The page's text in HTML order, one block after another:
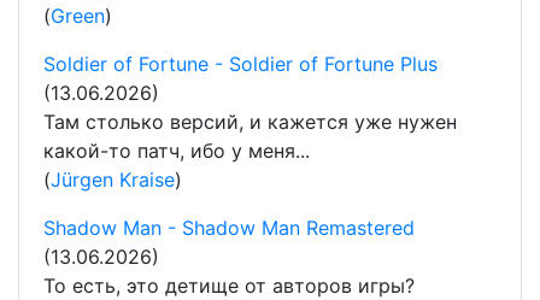
(Green)
Soldier of Fortune - Soldier of Fortune Plus
(13.06.2026)
Там столько версий, и кажется уже нужен
какой-то патч, ибо у меня...
(Jürgen Kraise)
Shadow Man - Shadow Man Remastered
(13.06.2026)
То есть, это детище от авторов игры?